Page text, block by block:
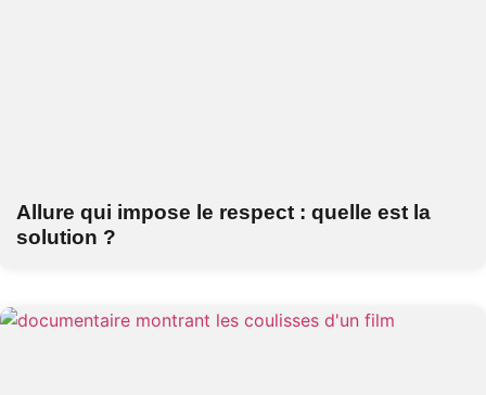
Allure qui impose le respect : quelle est la
solution ?